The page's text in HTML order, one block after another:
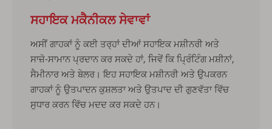
ਸਹਾਇਕ ਮਕੈਨੀਕਲ ਸੇਵਾਵਾਂ
ਅਸੀਂ ਗਾਹਕਾਂ ਨੂੰ ਕਈ ਤਰ੍ਹਾਂ ਦੀਆਂ ਸਹਾਇਕ ਮਸ਼ੀਨਰੀ ਅਤੇ
ਸਾਜ਼ੋ-ਸਾਮਾਨ ਪ੍ਰਦਾਨ ਕਰ ਸਕਦੇ ਹਾਂ, ਜਿਵੇਂ ਕਿ ਪ੍ਰਿੰਟਿੰਗ ਮਸ਼ੀਨਾਂ,
ਸੈਮੀਨਾਰ ਅਤੇ ਬੇਲਰ। ਇਹ ਸਹਾਇਕ ਮਸ਼ੀਨਰੀ ਅਤੇ ਉਪਕਰਨ
ਗਾਹਕਾਂ ਨੂੰ ਉਤਪਾਦਨ ਕੁਸ਼ਲਤਾ ਅਤੇ ਉਤਪਾਦ ਦੀ ਗੁਣਵੱਤਾ ਵਿੱਚ
ਸੁਧਾਰ ਕਰਨ ਵਿੱਚ ਮਦਦ ਕਰ ਸਕਦੇ ਹਨ।